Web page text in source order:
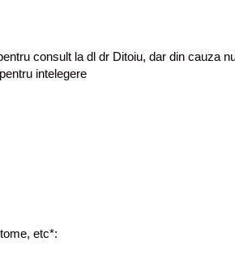
consult la dl dr Ditoiu, dar din cauza
intelegere
etc*: